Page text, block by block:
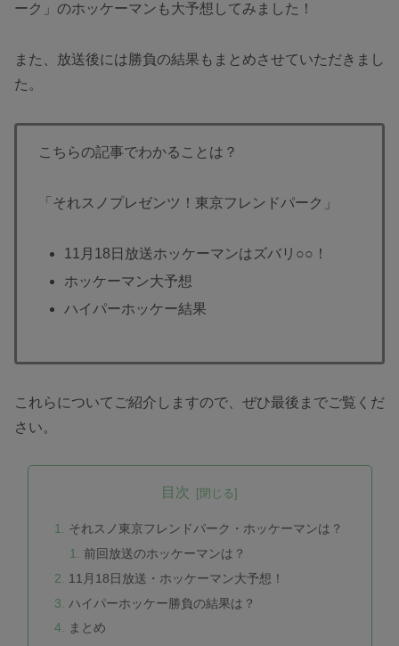
ーク」のホッケーマンも大予想してみました！
また、放送後には勝負の結果もまとめさせていただきまし
た。
こちらの記事でわかることは？
「それスノプレゼンツ！東京フレンドパーク」
11月18日放送ホッケーマンはズバリ○○！
ホッケーマン大予想
ハイパーホッケー結果
これらについてご紹介しますので、ぜひ最後までご覧くだ
さい。
目次
それスノ東京フレンドパーク・ホッケーマンは？
前回放送のホッケーマンは？
11月18日放送・ホッケーマン大予想！
ハイパーホッケー勝負の結果は？
まとめ